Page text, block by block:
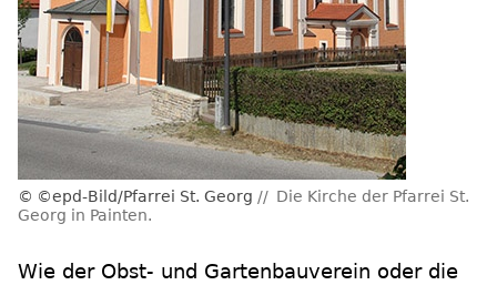
©epd-Bild/Pfarrei St. Georg
Die Kirche der Pfarrei St.
Georg in Painten.
Wie der Obst- und Gartenbauverein oder die